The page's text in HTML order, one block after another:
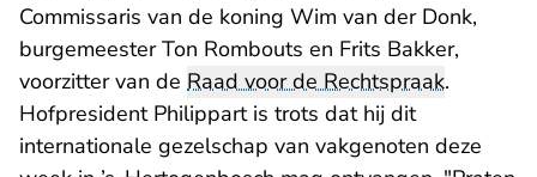
Commissaris van de koning Wim van der Donk,
burgemeester Ton Rombouts en Frits Bakker,
voorzitter van de Raad voor de Rechtspraak.
Hofpresident Philippart is trots dat hij dit
internationale gezelschap van vakgenoten deze